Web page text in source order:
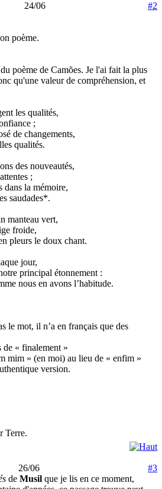
24/06
#2
poème.
poème de Camões. Je l'ai fait la plus
qu'une valeur de compréhension, et
les qualités,
;
de changements,
qualités.
des nouveautés,
;
dans la mémoire,
saudades*.
manteau vert,
froide,
pleurs le doux chant.
jour,
principal étonnement :
nous en avons l’habitude.
le mot, il n’a en français que des
« finalement »
mim » (en moi) au lieu de « enfim »
version.
Terre.
26/06
#3
de Musil que je lis en ce moment,